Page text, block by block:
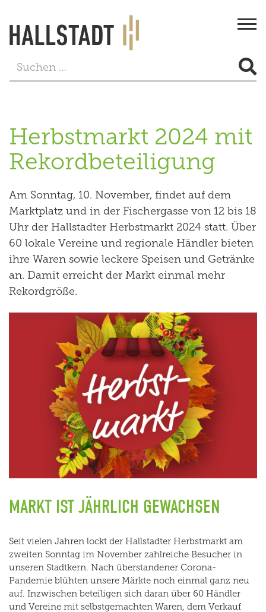
LEBEN
FREIZEIT
WIRTSCHAFT
PROJEKTE
Herbstmarkt 2024 mit
Rekordbeteiligung
Am Sonntag, 10. November, findet auf dem
Marktplatz und in der Fischergasse von 12 bis 18
Uhr der Hallstadter Herbstmarkt 2024 statt. Über
60 lokale Vereine und regionale Händler bieten
ihre Waren sowie leckere Speisen und Getränke
an. Damit erreicht der Markt einmal mehr
Rekordgröße.
MARKT IST JÄHRLICH GEWACHSEN
Seit vielen Jahren lockt der Hallstadter Herbstmarkt am
zweiten Sonntag im November zahlreiche Besucher in
unseren Stadtkern. Nach überstandener Corona-
Pandemie blühten unsere Märkte noch einmal ganz neu
auf. Inzwischen beteiligen sich daran über 60 Händler
und Vereine mit selbstgemachten Waren, dem Verkauf